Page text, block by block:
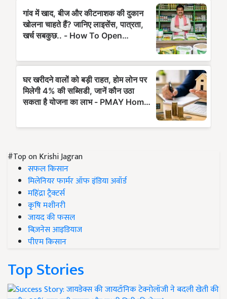
#Top on Krishi Jagran
सफल किसान
मिलेनियर फार्मर ऑफ इंडिया अवॉर्ड
महिंद्रा ट्रैक्टर्स
कृषि मशीनरी
जायद की फसल
बिज़नेस आइडियाज
पीएम किसान
Top Stories